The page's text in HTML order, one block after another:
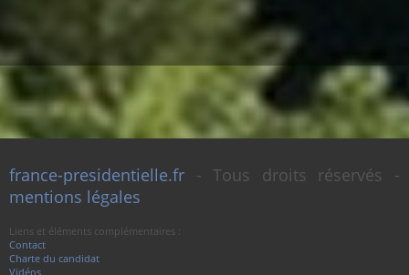
france-presidentielle.fr - Tous droits réservés -
mentions légales
Liens et éléments complémentaires :
Contact
Charte du candidat
Vidéos